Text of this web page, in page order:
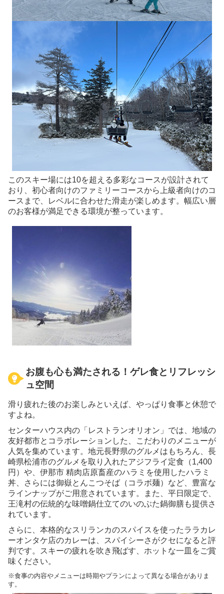
このスキー場には10を超える多彩なコースが設計されて
おり、初心者向けのファミリーコースから上級者向けのコ
ースまで、レベルに合わせた滑走が楽しめます。幅広い層
のお客様が満足できる環境が整っています。
お腹も心も満たされる！ゲレ食とリフレッシ
ュ空間
滑り疲れた後のお楽しみといえば、やっぱり食事と休憩で
すよね。
センターハウス内の「レストランオリオン」では、地域の
友好都市とコラボレーションした、こだわりのメニューが
人気を集めています。地元長野県のグルメはもちろん、長
崎県松浦市のグルメを取り入れたアジフライ定食（1,400
円）や、伊那市 精肉店原畜産のハラミを使用したハラミ
丼、さらには御嶽とんこつそば（コラボ麺）など、豊富な
ラインナップがご用意されています。また、平日限定で、
王滝村の伝統的な味噌鍋仕立てのいのぶた鍋御膳も提供さ
れています。
さらに、本格的なスリランカのスパイスを使ったララカレ
ーオンタケ店のカレーは、スパイシーさがクセになると評
判です。スキーの疲れを吹き飛ばす、ホットな一皿をご賞
味ください。
※食事の内容やメニューは時期やプランによって異なる場合がありま
す。